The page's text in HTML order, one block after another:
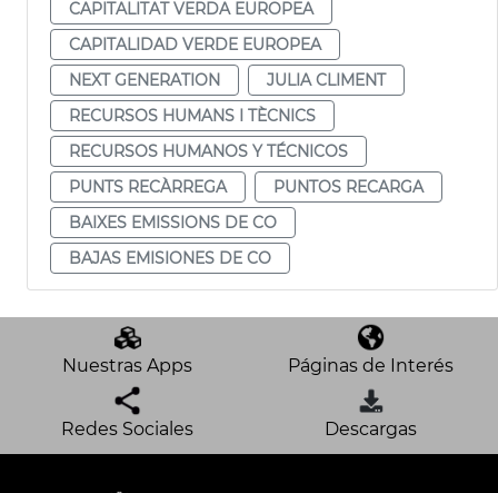
CAPITALITAT VERDA EUROPEA
CAPITALIDAD VERDE EUROPEA
NEXT GENERATION
JULIA CLIMENT
RECURSOS HUMANS I TÈCNICS
RECURSOS HUMANOS Y TÉCNICOS
PUNTS RECÀRREGA
PUNTOS RECARGA
BAIXES EMISSIONS DE CO
BAJAS EMISIONES DE CO
Nuestras Apps Páginas de Interés
Redes Sociales Descargas